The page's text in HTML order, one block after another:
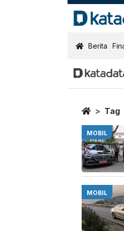
Berita
Home
Tag
MOBIL
MOBIL